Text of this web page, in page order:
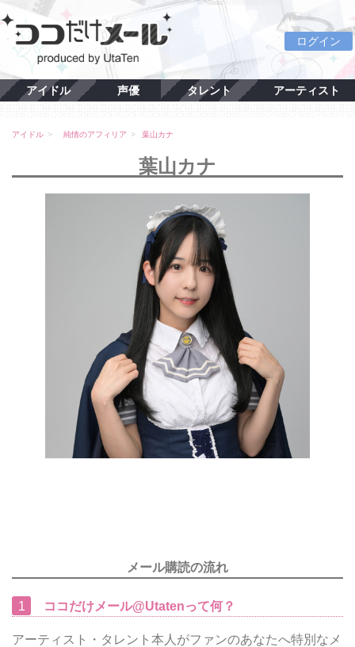
ログイン
アイドル 声優 タレント アーティスト
アイドル 純情のアフィリア 葉山カナ
葉山カナ
メール購読の流れ
1 ココだけメール@Utatenって何？
アーティスト・タレント本人がファンのあなたへ特別なメ